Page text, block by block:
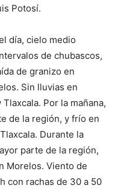
Potosí.
día, cielo medio
de chubascos,
de granizo en
Sin lluvias en
Por la mañana,
de la región, y frío en
Durante la
parte de la región,
Morelos. Viento de
con rachas de 30 a 50